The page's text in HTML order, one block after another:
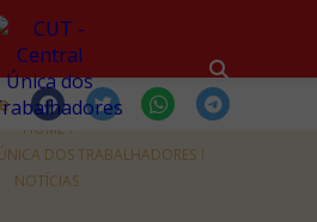
HOME
DOS TRABALHADORES
NOTÍCIAS